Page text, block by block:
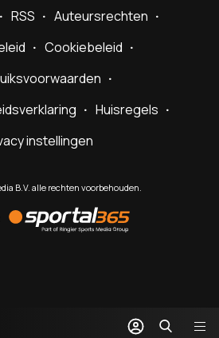
RSS
Auteursrechten
Cookiebeleid
Huisregels
instellingen
B.V. alle rechten voorbehouden.
by
Sportal365